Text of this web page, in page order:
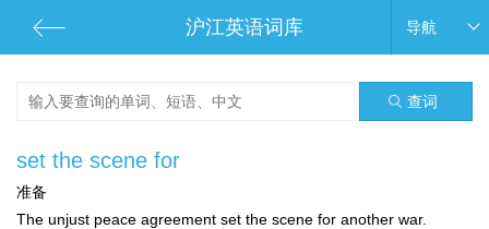
沪江英语词库 导航
查词
set the scene for
准备
The unjust peace agreement set the scene for another war.